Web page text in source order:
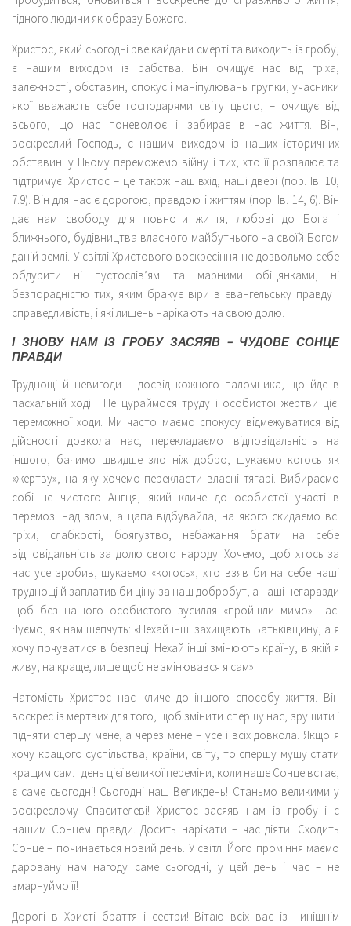
гідного людини як образу Божого.
Христос, який сьогодні рве кайдани смерті та виходить із гробу,
є нашим виходом із рабства. Він очищує нас від гріха,
залежності, обставин, спокус і маніпулювань групки, учасники
якої вважають себе господарями світу цього, – очищує від
всього, що нас поневолює і забирає в нас життя. Він,
воскреслий Господь, є нашим виходом із наших історичних
обставин: у Ньому переможемо війну і тих, хто її розпалює та
підтримує. Христос – це також наш вхід, наші двері (пор. Ів. 10,
7.9). Він для нас є дорогою, правдою і життям (пор. Ів. 14, 6). Він
дає нам свободу для повноти життя, любові до Бога і
ближнього, будівництва власного майбутнього на своїй Богом
даній землі. У світлі Христового воскресіння не дозвольмо себе
обдурити ні пустослів’ям та марними обіцянками, ні
безпорадністю тих, яким бракує віри в євангельську правду і
справедливість, і які лишень нарікають на свою долю.
І ЗНОВУ НАМ ІЗ ГРОБУ ЗАСЯЯВ – ЧУДОВЕ СОНЦЕ
ПРАВДИ
Труднощі й невигоди – досвід кожного паломника, що йде в
пасхальній ході. Не цураймося труду і особистої жертви цієї
переможної ходи. Ми часто маємо спокусу відмежуватися від
дійсності довкола нас, перекладаємо відповідальність на
іншого, бачимо швидше зло ніж добро, шукаємо когось як
«жертву», на яку хочемо перекласти власні тягарі. Вибираємо
собі не чистого Ангця, який кличе до особистої участі в
перемозі над злом, а цапа відбувайла, на якого скидаємо всi
грiхи, слабкості, боягузтво, небажання брати на себе
відповідальність за долю свого народу. Хочемо, щоб хтось за
нас усе зробив, шукаємо «когось», хто взяв би на себе наші
труднощі й заплатив би ціну за наш добробут, а наші негаразди
щоб без нашого особистого зусилля «пройшли мимо» нас.
Чуємо, як нам шепчуть: «Нехай інші захищають Батьківщину, а я
хочу почуватися в безпеці. Нехай інші змінюють країну, в якій я
живу, на краще, лише щоб не змінювався я сам».
Натомiсть Христос нас кличе до iншого способу життя. Він
воскрес із мертвих для того, щоб змінити спершу нас, зрушити і
підняти спершу мене, а через мене – усе і всіх довкола. Якщо я
хочу кращого суспільства, країни, світу, то спершу мушу стати
кращим сам. І день цієї великої переміни, коли наше Сонце встає,
є саме сьогодні! Сьогодні наш Великдень! Станьмо великими у
воскреслому Спасителеві! Христос засяяв нам із гробу і є
нашим Сонцем правди. Досить нарікати – час діяти! Сходить
Сонце – починається новий день. У світлі Його проміння маємо
даровану нам нагоду саме сьогодні, у цей день і час – не
змарнуймо її!
Дорогі в Христі браття і сестри! Вітаю всіх вас із нинішнім